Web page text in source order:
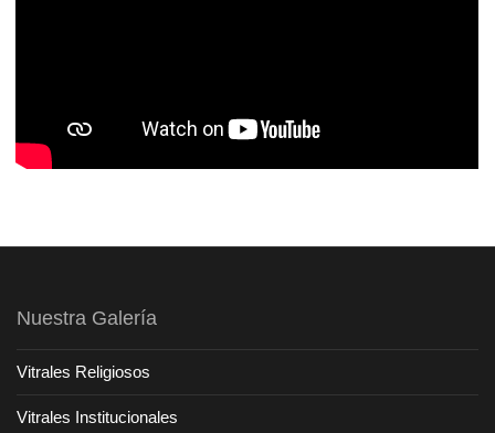
Nuestra Galería
Vitrales Religiosos
Vitrales Institucionales